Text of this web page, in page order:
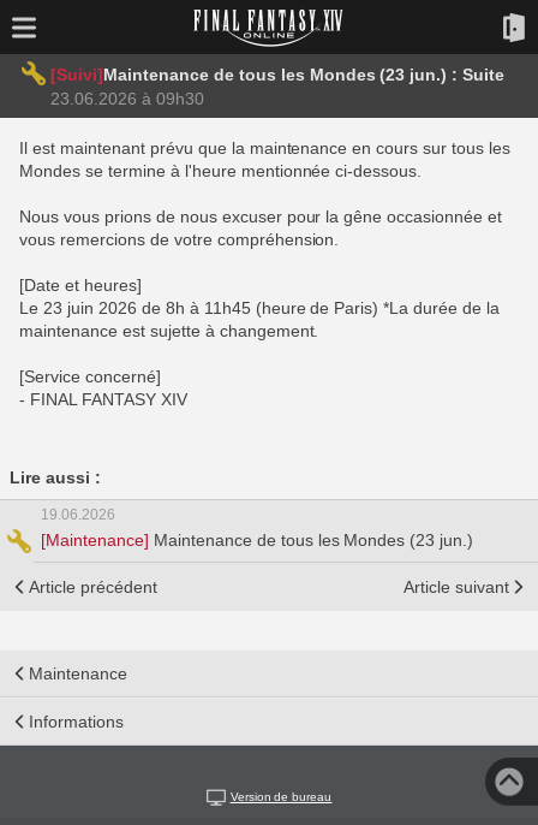
[Suivi]Maintenance de tous les Mondes (23 jun.) : Suite
23.06.2026 à 09h30
Il est maintenant prévu que la maintenance en cours sur tous les
Mondes se termine à l'heure mentionnée ci-dessous.
Nous vous prions de nous excuser pour la gêne occasionnée et
vous remercions de votre compréhension.
[Date et heures]
Le 23 juin 2026 de 8h à 11h45 (heure de Paris) *La durée de la
maintenance est sujette à changement.
[Service concerné]
- FINAL FANTASY XIV
Lire aussi :
19.06.2026
[Maintenance] Maintenance de tous les Mondes (23 jun.)
Article précédent Article suivant
Maintenance
Informations
Version de bureau